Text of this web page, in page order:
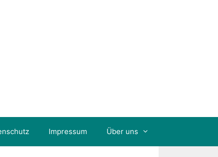
Impressum Über uns